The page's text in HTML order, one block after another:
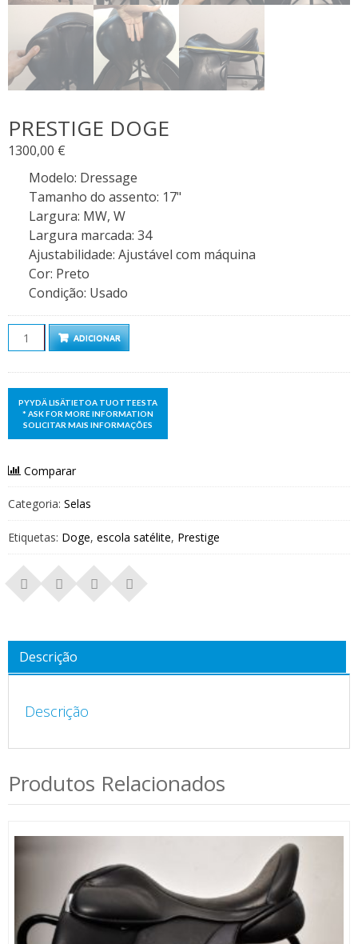
PRESTIGE DOGE
1300,00 €
Modelo: Dressage
Tamanho do assento: 17"
Largura: MW, W
Largura marcada: 34
Ajustabilidade: Ajustável com máquina
Cor: Preto
Condição: Usado
QuantidadeADICIONAR
Comparar
Categoria: Selas
Etiquetas: Doge, escola satélite, Prestige
Descrição
Descrição
Produtos Relacionados